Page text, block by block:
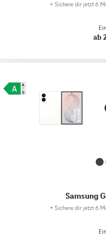
+ Sichere dir jetzt 6
ab
Samsung
+ Sichere dir jetzt 6